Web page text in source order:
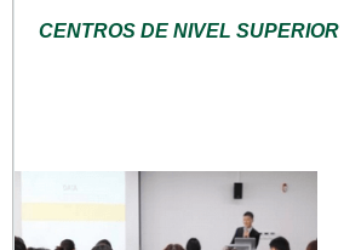
CENTROS DE NIVEL SUPERIOR